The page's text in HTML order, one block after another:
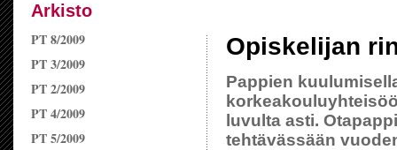
Arkisto
PT 8/2009
PT 3/2009
PT 2/2009
PT 4/2009
PT 5/2009
Opiskelijan
Pappien
luvulta asti.
tehtävässään